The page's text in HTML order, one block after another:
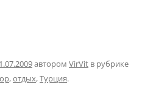
автором VirVit в рубрике
,отдых,Турция.